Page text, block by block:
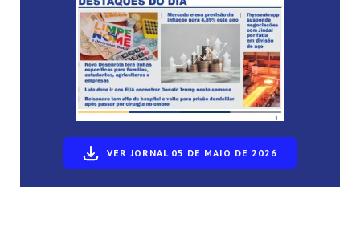
VER JORNAL 05 DE MAIO DE 2026